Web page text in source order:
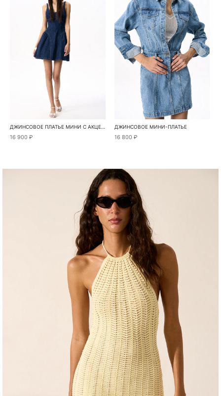
ДЖИНСОВОЕ ПЛАТЬЕ МИНИ С АКЦЕНТОМ НА ТАЛИИ
16 900 ₽
ДЖИНСОВОЕ МИНИ-ПЛАТЬЕ
16 800 ₽